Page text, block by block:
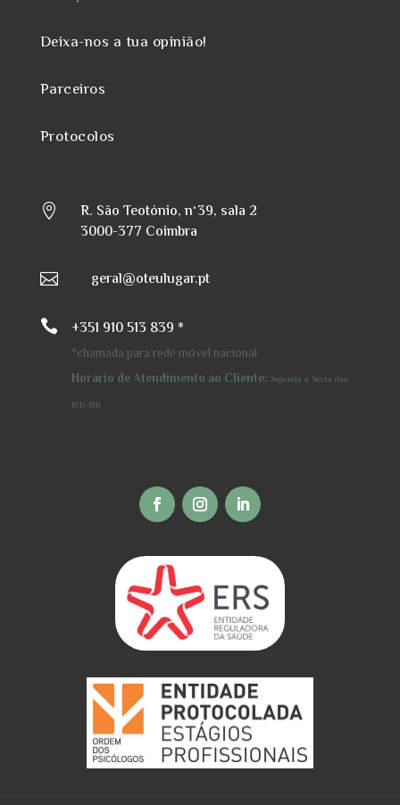
Deixa-nos a tua opinião!
Parceiros
Protocolos

R. São Teotónio, nº39, sala 2
3000-377 Coimbra
 geral@oteulugar.pt
 +351 910 513 839 *
*chamada para rede móvel nacional
Horário de Atendimento ao Cliente: Segunda a Sexta das
10h-18h